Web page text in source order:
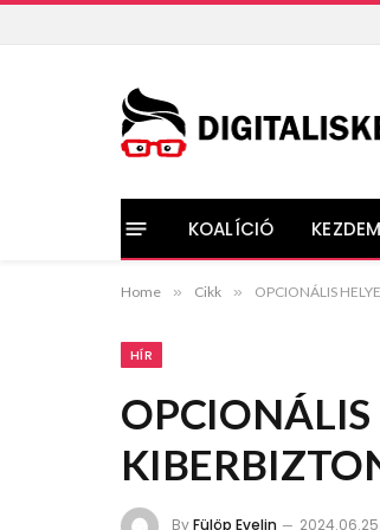
KOALÍCIÓ
Home » Cikk » OPCIONÁLIS
HÍR
OPCIONÁLIS
ByFülöp Evelin 2024.06.25.